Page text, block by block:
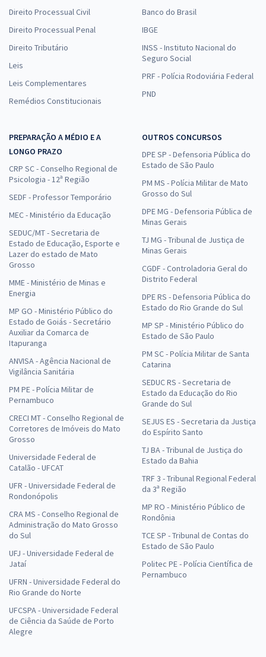
Direito Processual Civil
Direito Processual Penal
Direito Tributário
Leis
Leis Complementares
Remédios Constitucionais
Banco do Brasil
IBGE
INSS - Instituto Nacional do
Seguro Social
PRF - Polícia Rodoviária Federal
PND
PREPARAÇÃO A MÉDIO E A
LONGO PRAZO
CRP SC - Conselho Regional de
Psicologia - 12ª Região
SEDF - Professor Temporário
MEC - Ministério da Educação
SEDUC/MT - Secretaria de
Estado de Educação, Esporte e
Lazer do estado de Mato
Grosso
MME - Ministério de Minas e
Energia
MP GO - Ministério Público do
Estado de Goiás - Secretário
Auxiliar da Comarca de
Itapuranga
ANVISA - Agência Nacional de
Vigilância Sanitária
PM PE - Polícia Militar de
Pernambuco
CRECI MT - Conselho Regional de
Corretores de Imóveis do Mato
Grosso
Universidade Federal de
Catalão - UFCAT
UFR - Universidade Federal de
Rondonópolis
CRA MS - Conselho Regional de
Administração do Mato Grosso
do Sul
UFJ - Universidade Federal de
Jataí
UFRN - Universidade Federal do
Rio Grande do Norte
UFCSPA - Universidade Federal
de Ciência da Saúde de Porto
Alegre
OUTROS CONCURSOS
DPE SP - Defensoria Pública do
Estado de São Paulo
PM MS - Polícia Militar de Mato
Grosso do Sul
DPE MG - Defensoria Pública de
Minas Gerais
TJ MG - Tribunal de Justiça de
Minas Gerais
CGDF - Controladoria Geral do
Distrito Federal
DPE RS - Defensoria Pública do
Estado do Rio Grande do Sul
MP SP - Ministério Público do
Estado de São Paulo
PM SC - Polícia Militar de Santa
Catarina
SEDUC RS - Secretaria de
Estado da Educação do Rio
Grande do Sul
SEJUS ES - Secretaria da Justiça
do Espírito Santo
TJ BA - Tribunal de Justiça do
Estado da Bahia
TRF 3 - Tribunal Regional Federal
da 3ª Região
MP RO - Ministério Público de
Rondônia
TCE SP - Tribunal de Contas do
Estado de São Paulo
Politec PE - Polícia Científica de
Pernambuco